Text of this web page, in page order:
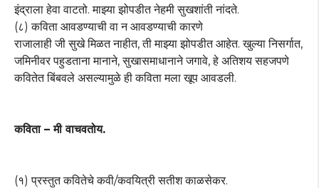
इंद्राला हेवा वाटतो. माझ्या झोपडीत नेहमी सुखशांती नांदते.
(८) कविता आवडण्याची वा न आवडण्याची कारणे
राजालाही जी सुखे मिळत नाहीत, ती माझ्या झोपडीत आहेत. खुल्या निसर्गात,
जमिनीवर पहुडताना मानाने, सुखासमाधानाने जगावे, हे अतिशय सहजपणे
कवितेत बिंबवले असल्यामुळे ही कविता मला खूप आवडली.
कविता – मी वाचवतोय.
(१) प्रस्तुत कवितेचे कवी/कवयित्री सतीश काळसेकर.